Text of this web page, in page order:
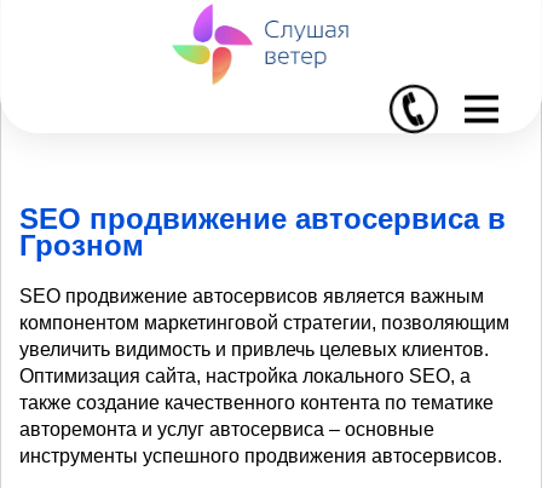
I
SEO продвижение автосервиса в
Грозном
SEO продвижение автосервисов является важным
компонентом маркетинговой стратегии, позволяющим
увеличить видимость и привлечь целевых клиентов.
Оптимизация сайта, настройка локального SEO, а
также создание качественного контента по тематике
авторемонта и услуг автосервиса – основные
инструменты успешного продвижения автосервисов.